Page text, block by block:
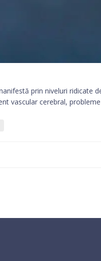
prin niveluri ridicate
vascular cerebral,